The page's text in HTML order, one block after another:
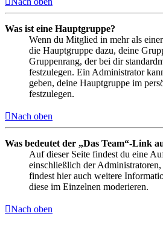
Was ist eine Hauptgruppe?
Wenn du Mitglied in mehr als
die Hauptgruppe dazu, deine
Gruppenrang, der bei dir
festzulegen. Ein Administrator
geben, deine Hauptgruppe im
festzulegen.
Nach oben
Was bedeutet der „Das Team“-Link
Auf dieser Seite findest du eine
einschließlich der
findest hier auch weitere
diese im Einzelnen moderieren.
Nach oben